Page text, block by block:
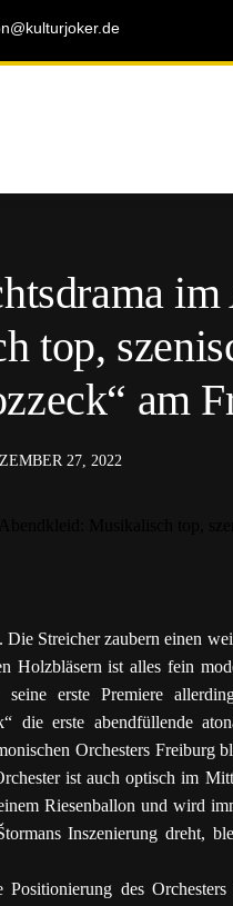
top,
am
27, 2022
Streicher zaubern einen
Holzbläsern ist alles fein
seine erste Premiere
die erste abendfüllende
Orchesters Freiburg
ist auch optisch im
Riesenballon und wird
Inszenierung dreht,
Positionierung des